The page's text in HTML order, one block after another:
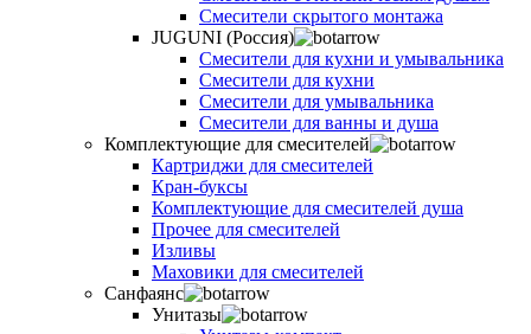
Смесители скрытого монтажа
JUGUNI (Россия)
Смесители для кухни и умывальника
Смесители для кухни
Смесители для умывальника
Смесители для ванны и душа
Комплектующие для смесителей
Картриджи для смесителей
Кран-буксы
Комплектующие для смесителей душа
Прочее для смесителей
Изливы
Маховики для смесителей
Санфаянс
Унитазы